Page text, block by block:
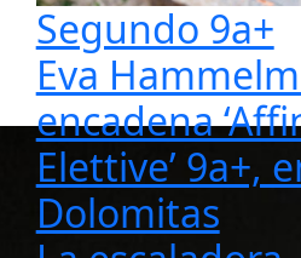
Segundo 9a+
Eva
encadena
Elettive’ 9a+,
Dolomitas